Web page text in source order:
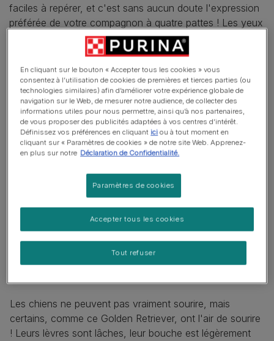
faciles à repérer, et c'est sans aucun doute l'expression
préférée de votre compagnon à quatre pattes ! Les yeux
de votre chien sont doux et légèrement concentrés, son
front est détendu et ses oreilles sont décollées s'il court
ou s'il se déplace d'avant en arrière d'une manière
engageante et amicale.
Neutre
Les chiens ne peuvent pas vraiment sourire, mais
certains, comme ce Golden Retriever, ont l'air de sourire
! Leurs lèvres sont lâches, leur bouche est légèrement
En cliquant sur le bouton « Accepter tous les cookies » vous
consentez à l’utilisation de cookies de premières et tierces parties (ou
technologies similaires) afin d’améliorer votre expérience globale de
navigation sur le Web, de mesurer notre audience, de collecter des
informations utiles pour nous permettre, ainsi qu’à nos partenaires,
de vous proposer des publicités adaptées à vos centres d’intérêt.
Définissez vos préférences en cliquant ici ou à tout moment en
cliquant sur « Paramètres de cookies » de notre site Web. Apprenez-
en plus sur notre Déclaration de Confidentialité.
Paramètres de cookies
Tout refuser
Accepter tous les cookies